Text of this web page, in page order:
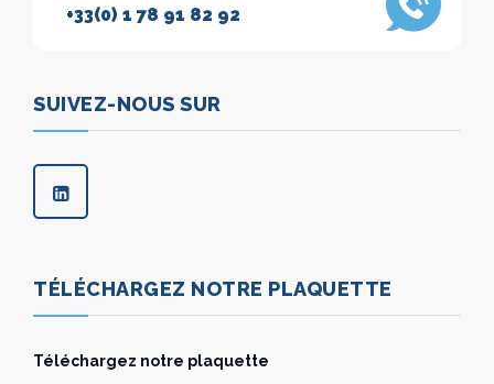
+33(0) 1 78 91 82 92
SUIVEZ-NOUS SUR
TÉLÉCHARGEZ NOTRE PLAQUETTE
Téléchargez notre plaquette